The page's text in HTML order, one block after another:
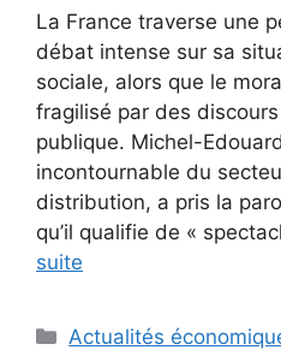
La France traverse une
débat intense sur sa
sociale, alors que le
fragilisé par des
publique. Michel-
incontournable du
distribution, a pris la
qu’il qualifie de «
suite
Catégories
Actualités